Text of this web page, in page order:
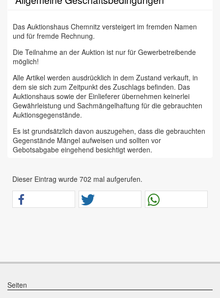
Das Auktionshaus Chemnitz versteigert im fremden Namen
und für fremde Rechnung.
Die Teilnahme an der Auktion ist nur für Gewerbetreibende
möglich!
Alle Artikel werden ausdrücklich in dem Zustand verkauft, in
dem sie sich zum Zeitpunkt des Zuschlags befinden. Das
Auktionshaus sowie der Einlieferer übernehmen keinerlei
Gewährleistung und Sachmängelhaftung für die gebrauchten
Auktionsgegenstände.
Es ist grundsätzlich davon auszugehen, dass die gebrauchten
Gegenstände Mängel aufweisen und sollten vor
Gebotsabgabe eingehend besichtigt werden.
dass sämtliche zum Verkauf stehende Artikel ungeprüft sind.
Bei allen zum Verkauf stehenden Fahrzeugen und Maschinen
ist davon auszugehen, dass diese bereits einen nicht
unerheblichen Vorschaden erlitten haben.
Wir weisen eindringlich darauf hin, dass Gebote nur
einverstanden sind und diese bedingungslos akzeptieren.
Dieser Eintrag wurde 702 mal aufgerufen.
Seiten